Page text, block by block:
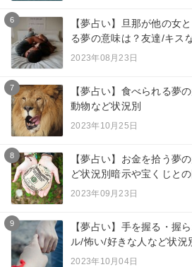
6
【夢占い】旦那が他の女
る夢の意味は？友達/キス
2023年08月23日
7
【夢占い】食べられる夢
動物など状況別
2023年10月25日
8
【夢占い】お金を拾う夢
ど状況別暗示や宝くじと
2023年09月23日
9
【夢占い】手を握る・握
ル/怖い/好きな人など状況
2023年10月04日